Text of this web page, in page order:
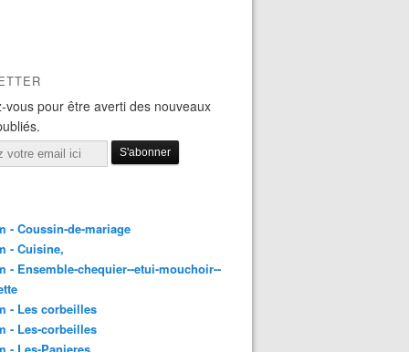
vous pour être averti des nouveaux
- Coussin-de-mariage
- Cuisine,
- Ensemble-chequier--etui-mouchoir--
- Les corbeilles
- Les-corbeilles